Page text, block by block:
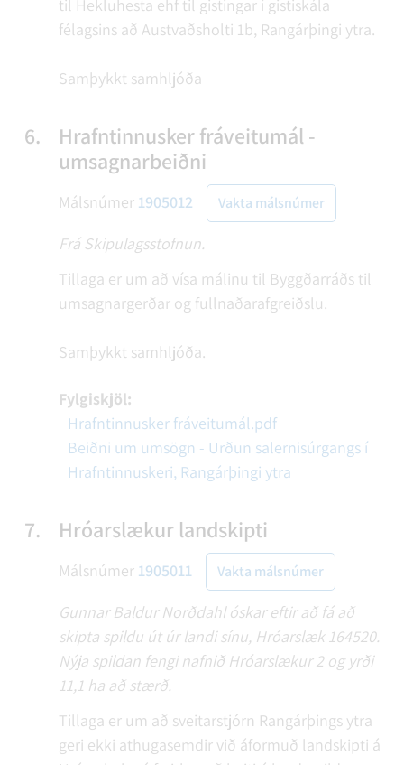
til Hekluhesta ehf til gistingar í gistiskála
félagsins að Austvaðsholti 1b, Rangárþingi ytra.
Samþykkt samhljóða
6.
Hrafntinnusker fráveitumál -
umsagnarbeiðni
Málsnúmer 1905012 Vakta málsnúmer
Frá Skipulagsstofnun.
Tillaga er um að vísa málinu til Byggðarráðs til
umsagnargerðar og fullnaðarafgreiðslu.
Samþykkt samhljóða.
Fylgiskjöl:
Hrafntinnusker fráveitumál.pdf
Beiðni um umsögn - Urðun salernisúrgangs í
Hrafntinnuskeri, Rangárþingi ytra
7. Hróarslækur landskipti
Málsnúmer 1905011 Vakta málsnúmer
Gunnar Baldur Norðdahl óskar eftir að fá að
skipta spildu út úr landi sínu, Hróarslæk 164520.
Nýja spildan fengi nafnið Hróarslækur 2 og yrði
11,1 ha að stærð.
Tillaga er um að sveitarstjórn Rangárþings ytra
geri ekki athugasemdir við áformuð landskipti á